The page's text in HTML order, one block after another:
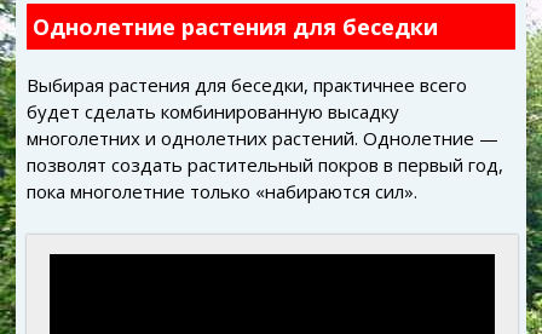
Однолетние растения для беседки
Выбирая растения для беседки, практичнее всего
будет сделать комбинированную высадку
многолетних и однолетних растений. Однолетние —
позволят создать растительный покров в первый год,
пока многолетние только «набираются сил».